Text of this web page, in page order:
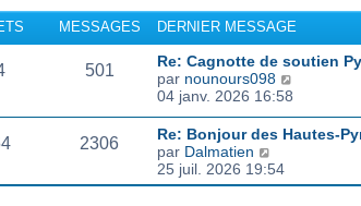
MESSAGES DERNIER MESSAGE
501
Re: Cagnotte de soutien
par nounours098
s
t
04 janv. 2026 16:58
2306
Re: Bonjour des Hautes-
par Dalmatien
o
n
25 juil. 2026 19:54